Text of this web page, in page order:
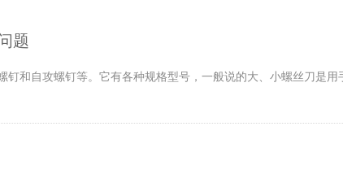
题
和自攻螺钉等。它有各种规格型号，一般说的大、小螺丝刀是